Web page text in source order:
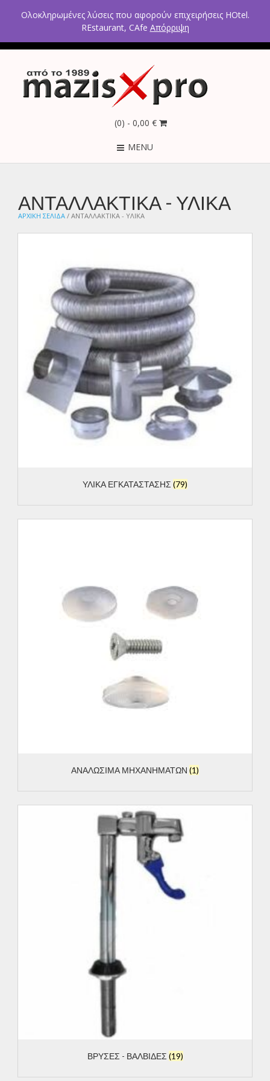
2ο χλμ Κρανιδίου – Πορτοχελίου, Αργολίδα 21300
Τηλέφωνα: 2754021300 – 6946670771 - 6980602291
(0) - 0,00 €
MENU
ΑΡΧΙΚΉ ΣΕΛΊΔΑ / ΑΝΤΑΛΛΑΚΤΙΚΑ - ΥΛΙΚΑ
ΑΝΤΑΛΛΑΚΤΙΚΑ - ΥΛΙΚΑ
ΥΛΙΚΑ ΕΓΚΑΤΑΣΤΑΣΗΣ (79)
ΑΝΑΛΩΣΙΜΑ ΜΗΧΑΝΗΜΑΤΩΝ (1)
ΒΡΥΣΕΣ - ΒΑΛΒΙΔΕΣ (19)
Ολοκληρωμένες λύσεις που αφορούν επιχειρήσεις HOtel.
REstaurant, CAfe Απόρριψη